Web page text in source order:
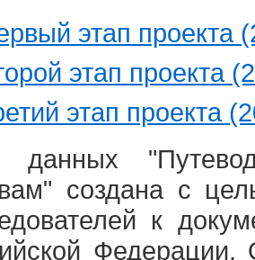
этап проекта
этап проекта
этап проекта
данных
создана с
к